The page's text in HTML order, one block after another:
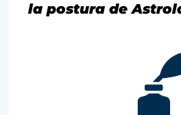
la postura de